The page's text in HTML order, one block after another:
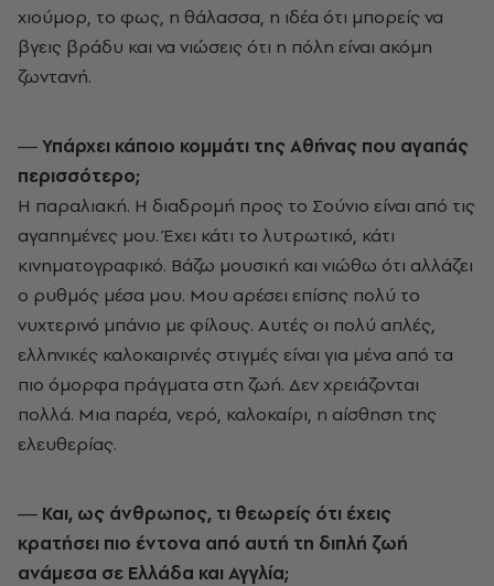
χιούμορ, το φως, η θάλασσα, η ιδέα ότι μπορείς να
βγεις βράδυ και να νιώσεις ότι η πόλη είναι ακόμη
ζωντανή.
― Υπάρχει κάποιο κομμάτι της Αθήνας που αγαπάς
περισσότερο;
Η παραλιακή. Η διαδρομή προς το Σούνιο είναι από τις
αγαπημένες μου. Έχει κάτι το λυτρωτικό, κάτι
κινηματογραφικό. Βάζω μουσική και νιώθω ότι αλλάζει
ο ρυθμός μέσα μου. Μου αρέσει επίσης πολύ το
νυχτερινό μπάνιο με φίλους. Αυτές οι πολύ απλές,
ελληνικές καλοκαιρινές στιγμές είναι για μένα από τα
πιο όμορφα πράγματα στη ζωή. Δεν χρειάζονται
πολλά. Μια παρέα, νερό, καλοκαίρι, η αίσθηση της
ελευθερίας.
― Και, ως άνθρωπος, τι θεωρείς ότι έχεις
κρατήσει πιο έντονα από αυτή τη διπλή ζωή
ανάμεσα σε Ελλάδα και Αγγλία;